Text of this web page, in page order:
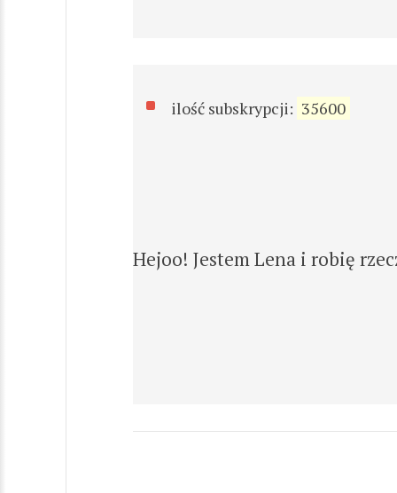
ilość subskrypcji: 35600
Hejoo! Jestem Lena i robię